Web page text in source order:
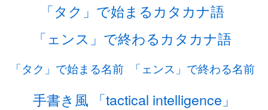
「タク」で始まるカタカナ語
「ェンス」で終わるカタカナ語
「タク」で始まる名前 「ェンス」で終わる名前
手書き風 「tactical intelligence」